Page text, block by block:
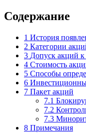
Содержание
1 История
2 Категории
3 Допуск акций к
4 Стоимость
5 Способы
6
7 Пакет акций
7.1
7.2
7.3
8 Примечания